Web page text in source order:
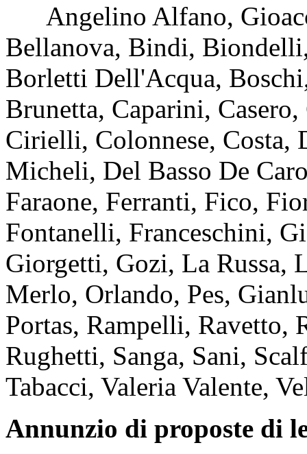
Angelino Alfano,
Bellanova, Bindi,
Borletti Dell'Acqua,
Brunetta, Caparini,
Cirielli, Colonnese, Costa,
Micheli, Del Basso De
Faraone, Ferranti, Fico,
Fontanelli, Franceschini,
Giorgetti, Gozi, La
Merlo, Orlando, Pes,
Portas, Rampelli, Ravetto,
Rughetti, Sanga, Sani,
Tabacci, Valeria Valente,
Annunzio di proposte di